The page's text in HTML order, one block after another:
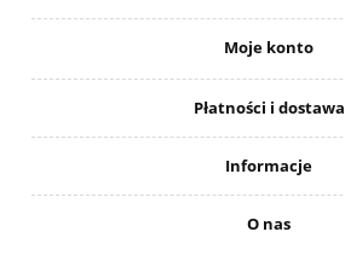
Moje konto
Płatności i dostawa
Informacje
O nas